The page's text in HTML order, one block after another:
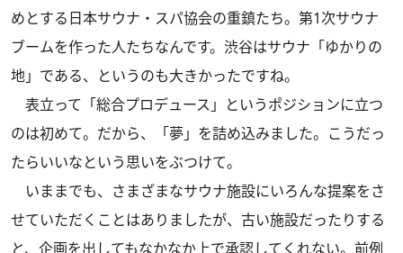
めとする日本サウナ・スパ協会の重鎮たち。第1次サウナ
ブームを作った人たちなんです。渋谷はサウナ「ゆかりの
地」である、というのも大きかったですね。
表立って「総合プロデュース」というポジションに立つ
のは初めて。だから、「夢」を詰め込みました。こうだっ
たらいいなという思いをぶつけて。
いままでも、さまざまなサウナ施設にいろんな提案をさ
せていただくことはありましたが、古い施設だったりする
と、企画を出してもなかなか上で承認してくれない。前例